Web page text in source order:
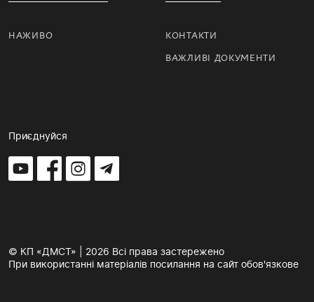
НАЖИВО КОНТАКТИ
ВАЖЛИВІ ДОКУМЕНТИ
Приєднуйся
© КП «ДМСТ» | 2026 Всі права застережено
При використанні матеріалів посилання на сайт обов'язкове